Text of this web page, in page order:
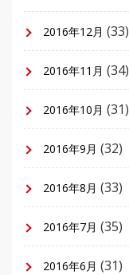
2016年12月 (33)
2016年11月 (34)
2016年10月 (31)
2016年9月 (32)
2016年8月 (33)
2016年7月 (35)
2016年6月 (31)